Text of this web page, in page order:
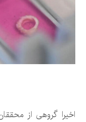
اخیرا گروهی از